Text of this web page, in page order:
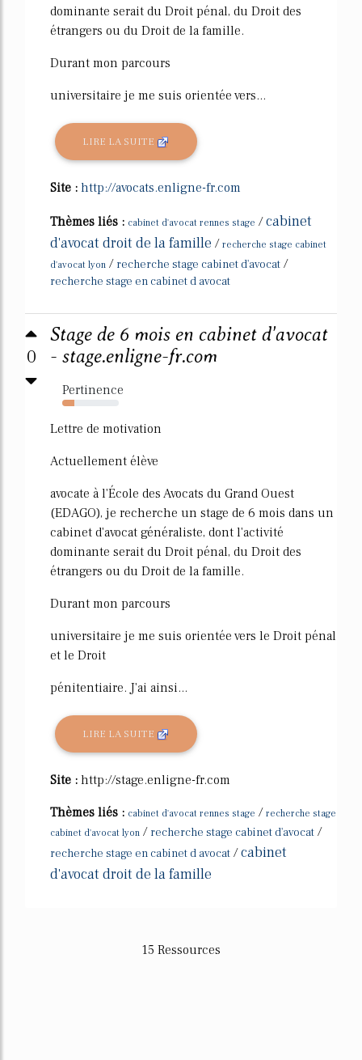
dominante serait du Droit pénal, du Droit des
étrangers ou du Droit de la famille.
Durant mon parcours
universitaire je me suis orientée vers...
LIRE LA SUITE
Site : http://avocats.enligne-fr.com
Thèmes liés : cabinet d'avocat rennes stage /cabinet
d'avocat droit de la famille / recherche stage cabinet
d'avocat lyon / recherche stage cabinet d'avocat /
recherche stage en cabinet d avocat
0
Stage de 6 mois en cabinet d'avocat
- stage.enligne-fr.com
Pertinence
21%
Lettre de motivation
Actuellement élève
avocate à l'École des Avocats du Grand Ouest
(EDAGO), je recherche un stage de 6 mois dans un
cabinet d'avocat généraliste, dont l'activité
dominante serait du Droit pénal, du Droit des
étrangers ou du Droit de la famille.
Durant mon parcours
universitaire je me suis orientée vers le Droit pénal
et le Droit
pénitentiaire. J'ai ainsi...
LIRE LA SUITE
Site : http://stage.enligne-fr.com
Thèmes liés : cabinet d'avocat rennes stage / recherche stage
cabinet d'avocat lyon / recherche stage cabinet d'avocat /
recherche stage en cabinet d avocat /cabinet
d'avocat droit de la famille
15 Ressources